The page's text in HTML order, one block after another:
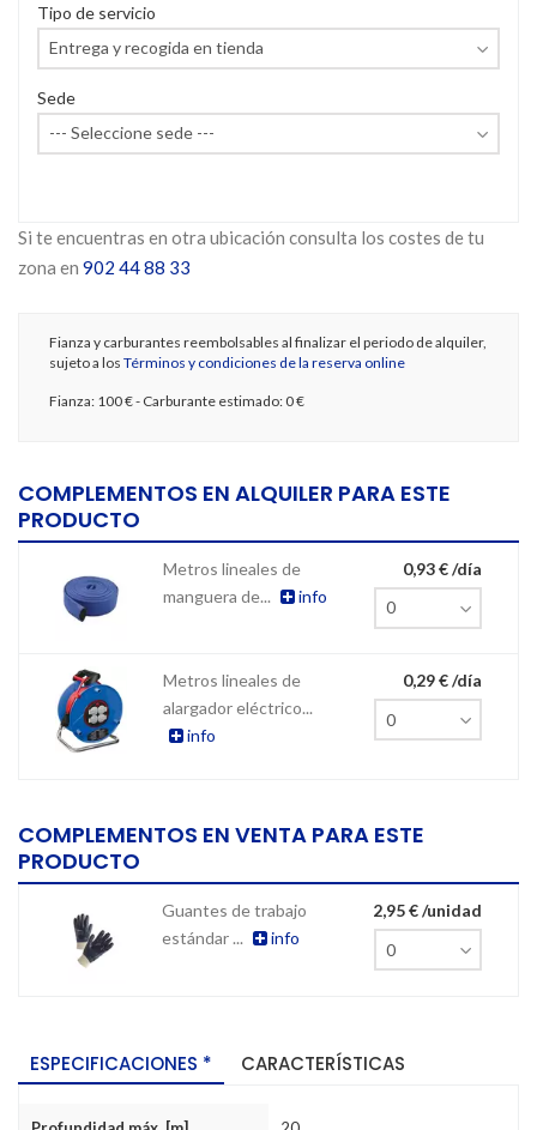
Tipo de servicio
Sede
Si te encuentras en otra ubicación consulta los costes de tu
zona en 902 44 88 33
Fianza y carburantes reembolsables al finalizar el periodo de alquiler,
sujeto a los Términos y condiciones de la reserva online
Fianza: 100 €- Carburante estimado: 0 €
COMPLEMENTOS EN ALQUILER PARA ESTE
PRODUCTO
Metros lineales de
manguera de...
info
0,93 € /día
Metros lineales de
alargador eléctrico...
info
0,29 € /día
COMPLEMENTOS EN VENTA PARA ESTE
PRODUCTO
Guantes de trabajo
estándar ...
info
2,95 € /unidad
ESPECIFICACIONES * CARACTERÍSTICAS